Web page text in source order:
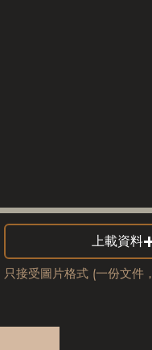
上載資料
只接受圖片格式 (一份文件